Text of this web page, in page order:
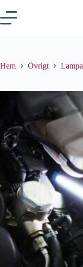
Hem Övrigt Lampa